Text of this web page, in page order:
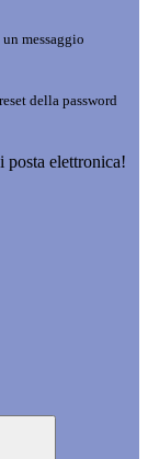
messaggio
della password
posta elettronica!